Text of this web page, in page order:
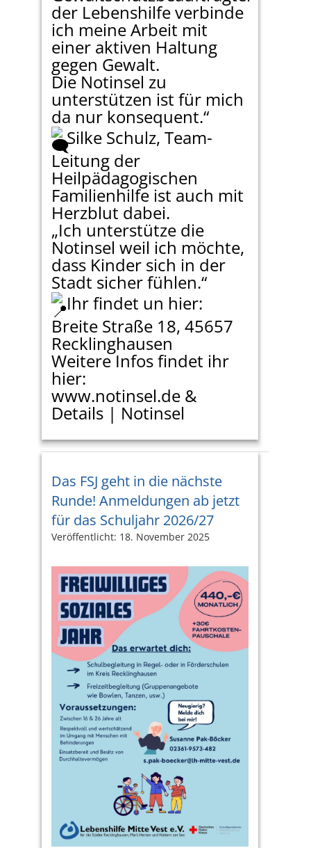
der Lebenshilfe verbinde
ich meine Arbeit mit
einer aktiven Haltung
gegen Gewalt.
Die Notinsel zu
unterstützen ist für mich
da nur konsequent.“
Silke Schulz, Team-
Leitung der
Heilpädagogischen
Familienhilfe ist auch mit
Herzblut dabei.
„Ich unterstütze die
Notinsel weil ich möchte,
dass Kinder sich in der
Stadt sicher fühlen.“
Ihr findet un hier:
Breite Straße 18, 45657
Recklinghausen
Weitere Infos findet ihr
hier:
www.notinsel.de &
Details | Notinsel
Das FSJ geht in die nächste
Runde! Anmeldungen ab jetzt
für das Schuljahr 2026/27
Veröffentlicht: 18. November 2025